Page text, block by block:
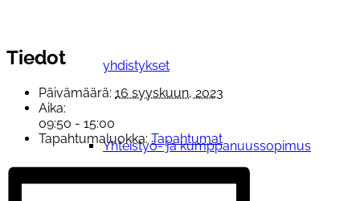
yhdistykset
Yhteistyö- ja kumppanuussopimus
Tiedot
Päivämäärä: 16 syyskuun, 2023
Aika:
09:50 - 15:00
Tapahtumaluokka: Tapahtumat